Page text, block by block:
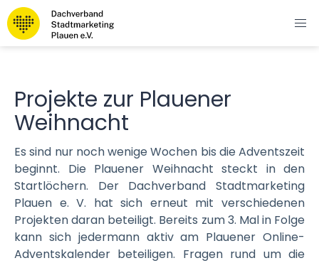
Projekte zur Plauener
Weihnacht
Es sind nur noch wenige Wochen bis die Adventszeit
beginnt. Die Plauener Weihnacht steckt in den
Startlöchern. Der Dachverband Stadtmarketing
Plauen e. V. hat sich erneut mit verschiedenen
Projekten daran beteiligt. Bereits zum 3. Mal in Folge
kann sich jedermann aktiv am Plauener Online-
Adventskalender beteiligen. Fragen rund um die